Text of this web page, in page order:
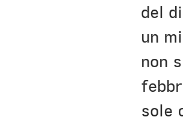
del
un
non
sole